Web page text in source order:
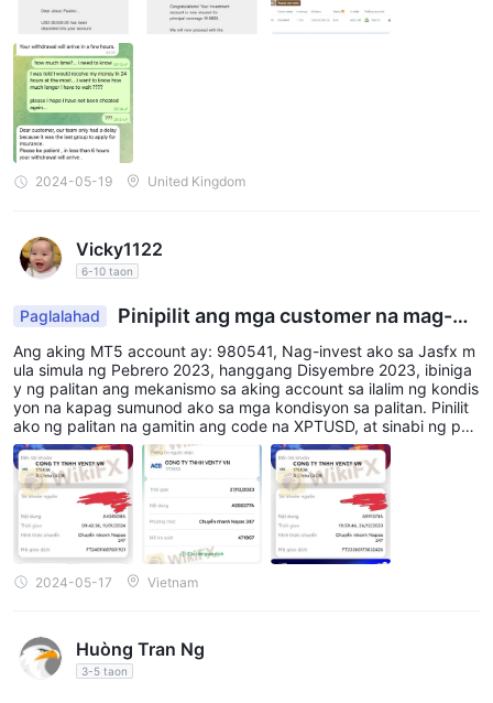
mabayaran ang 18,500 usdt at nagbayad ng insurance. Sinabi n
ila na tatanggapin ko ang aking pera sa loob ng 24 na oras at da
lawang araw na ang nakalipas at hindi pa dumadating ang aking
withdrawal!!! Nagtanong ako sa suporta at sinabihan nila akong
maghintay ng mga 6 na oras. Natakot ako na baka ako ay na-lo
ko muli, tulungan ninyo ako. Gusto ko lang makuha ang aking pe
ra, ito ang ipon ko sa buhay....
2024-05-19 United Kingdom
Vicky1122
6-10 taon
Paglalahad
Pinipilit ang mga customer na mag-or
der ng XPTUSD
Ang aking MT5 account ay: 980541, Nag-invest ako sa Jasfx m
ula simula ng Pebrero 2023, hanggang Disyembre 2023, ibiniga
y ng palitan ang mekanismo sa aking account sa ilalim ng kondis
yon na kapag sumunod ako sa mga kondisyon sa palitan. Pinilit
ako ng palitan na gamitin ang code na XPTUSD, at sinabi ng pali
tan na papasanin ng palitan ang mga investor para sa pagkawal
a na iyon. Ginamit ko ang lahat ng paraan upang makipag-ugna
yan sa hotline number ng palitan, nagpadala ng gmail sa rehistra
dong ahente ng Jasfx sa ST. Vincent. Ngunit hindi pa rin naririni
g ng palitan. Apat na buwan na ang nakalipas. Nagtatangkang l
okohin ba ng Jasfx ang mga investor? Umaasa ako na papayag
an ng palitan ang isang tao na malutas ang aking kaso.
2024-05-17 Vietnam
Huòng Tran Ng
3-5 taon